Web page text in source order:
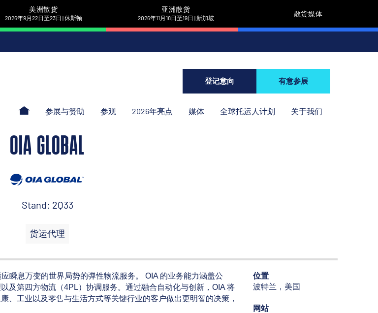
美洲散货
2026年9月22日至23日 | 休斯顿
亚洲散货
2026年11月18日至19日 | 新加坡
散货媒体
登记意向 有意参展
参展与赞助 参观 2026年亮点 媒体 全球托运人计划 关于我们
OIA GLOBAL
Stand: 2Q33
货运代理
瞬息万变的世界局势的弹性物流服务。 OIA 的业务能力涵盖公
及第四方物流（4PL）协调服务。通过融合自动化与创新，OIA 将
、工业以及零售与生活方式等关键行业的客户做出更明智的决策，
位置
波特兰，美国
网站